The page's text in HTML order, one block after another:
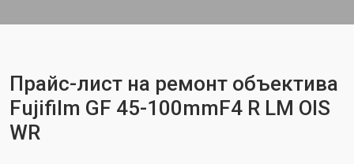
Прайс-лист на ремонт объектива
Fujifilm GF 45-100mmF4 R LM OIS
WR